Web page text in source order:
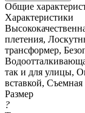
Общие
Характеристики
плетения,
трансформер,
так и для улицы,
вставкой,
Размер
?